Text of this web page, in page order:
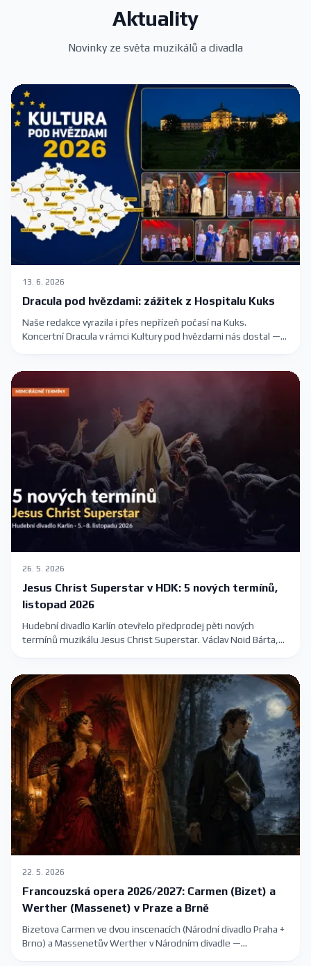
Aktuality
Novinky ze světa muzikálů a divadla
13. 6. 2026
Dracula pod hvězdami: zážitek z Hospitalu Kuks
Naše redakce vyrazila i přes nepřízeň počasí na Kuks.
Koncertní Dracula v rámci Kultury pod hvězdami nás dostal —
26. 5. 2026
Jesus Christ Superstar v HDK: 5 nových termínů,
listopad 2026
Hudební divadlo Karlín otevřelo předprodej pěti nových
termínů muzikálu Jesus Christ Superstar. Václav Noid Bárta,
22. 5. 2026
Francouzská opera 2026/2027: Carmen (Bizet) a
Werther (Massenet) v Praze a Brně
Bizetova Carmen ve dvou inscenacích (Národní divadlo Praha +
Brno) a Massenetův Werther v Národním divadle —